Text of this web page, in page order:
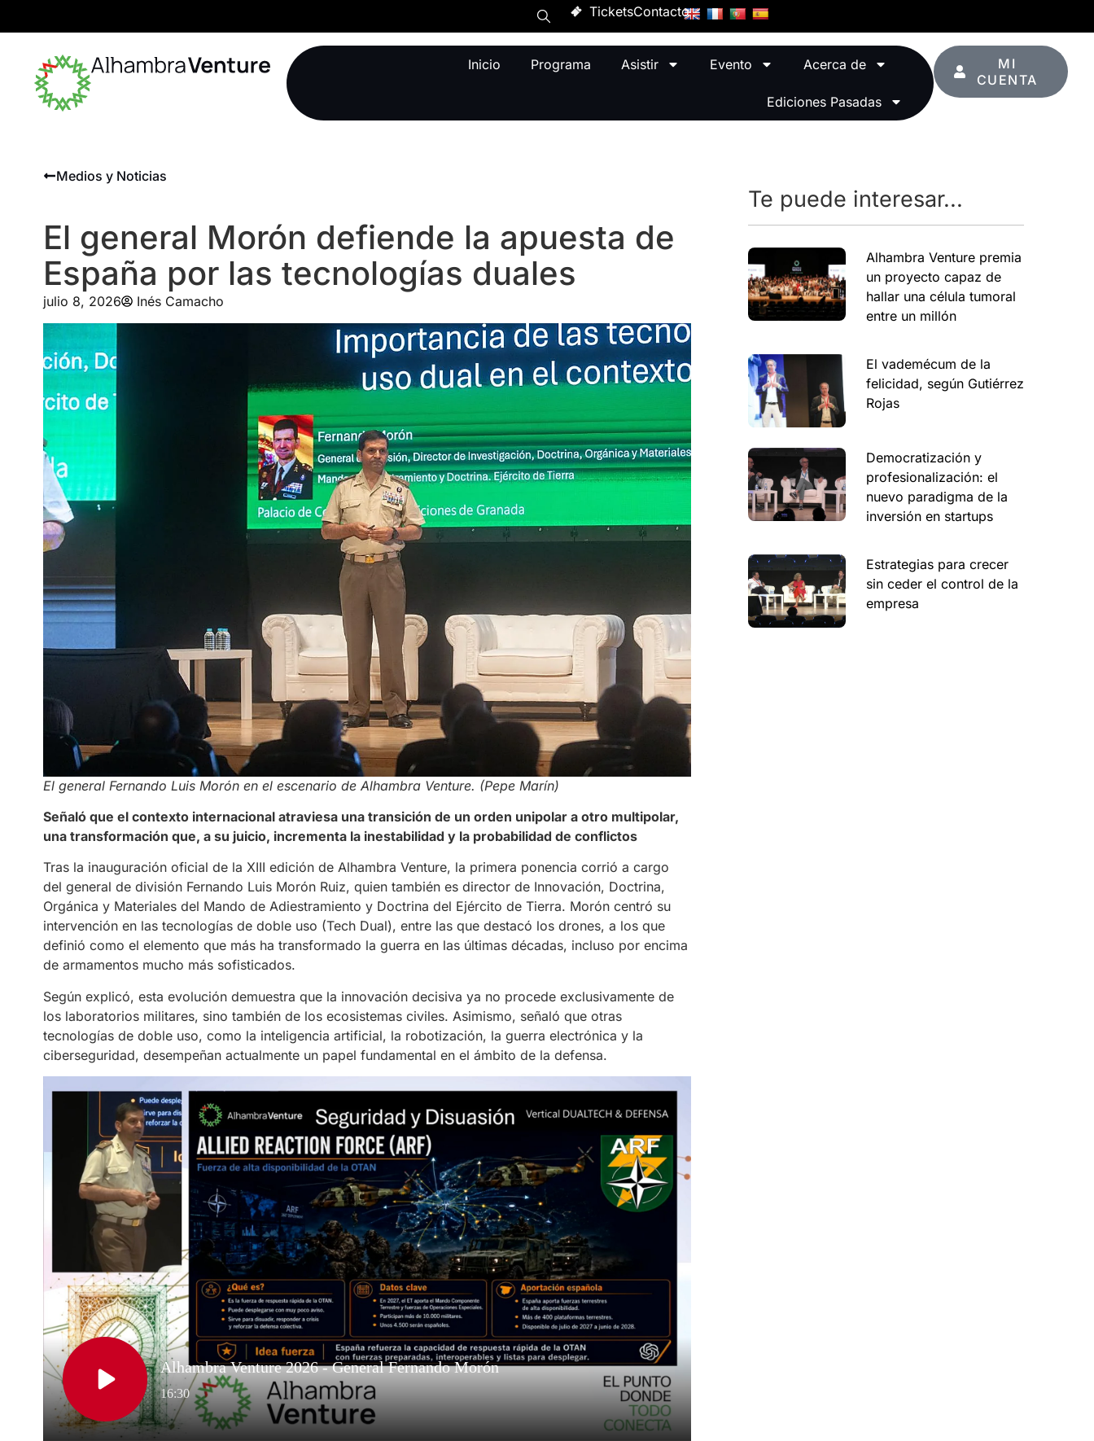
TicketsContacto
Inicio Programa Asistir Evento Acerca de
Ediciones Pasadas
MI
CUENTA
Medios y Noticias
El general Morón defiende la apuesta de
España por las tecnologías duales
julio 8, 2026 Inés Camacho
El general Fernando Luis Morón en el escenario de Alhambra Venture. (Pepe Marín)
Señaló que el contexto internacional atraviesa una transición de un orden unipolar a otro multipolar,
una transformación que, a su juicio, incrementa la inestabilidad y la probabilidad de conflictos
Tras la inauguración oficial de la XIII edición de Alhambra Venture, la primera ponencia corrió a cargo
del general de división Fernando Luis Morón Ruiz, quien también es director de Innovación, Doctrina,
Orgánica y Materiales del Mando de Adiestramiento y Doctrina del Ejército de Tierra. Morón centró su
intervención en las tecnologías de doble uso (Tech Dual), entre las que destacó los drones, a los que
definió como el elemento que más ha transformado la guerra en las últimas décadas, incluso por encima
de armamentos mucho más sofisticados.
Según explicó, esta evolución demuestra que la innovación decisiva ya no procede exclusivamente de
los laboratorios militares, sino también de los ecosistemas civiles. Asimismo, señaló que otras
tecnologías de doble uso, como la inteligencia artificial, la robotización, la guerra electrónica y la
ciberseguridad, desempeñan actualmente un papel fundamental en el ámbito de la defensa.
Te puede interesar...
Alhambra Venture premia
un proyecto capaz de
hallar una célula tumoral
entre un millón
El vademécum de la
felicidad, según Gutiérrez
Rojas
Democratización y
profesionalización: el
nuevo paradigma de la
inversión en startups
Estrategias para crecer
sin ceder el control de la
empresa